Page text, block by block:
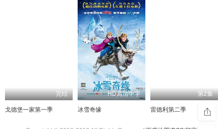
完结
戈德堡一家第一季
HD高清中字
冰雪奇缘
第2集
雷德利第二季